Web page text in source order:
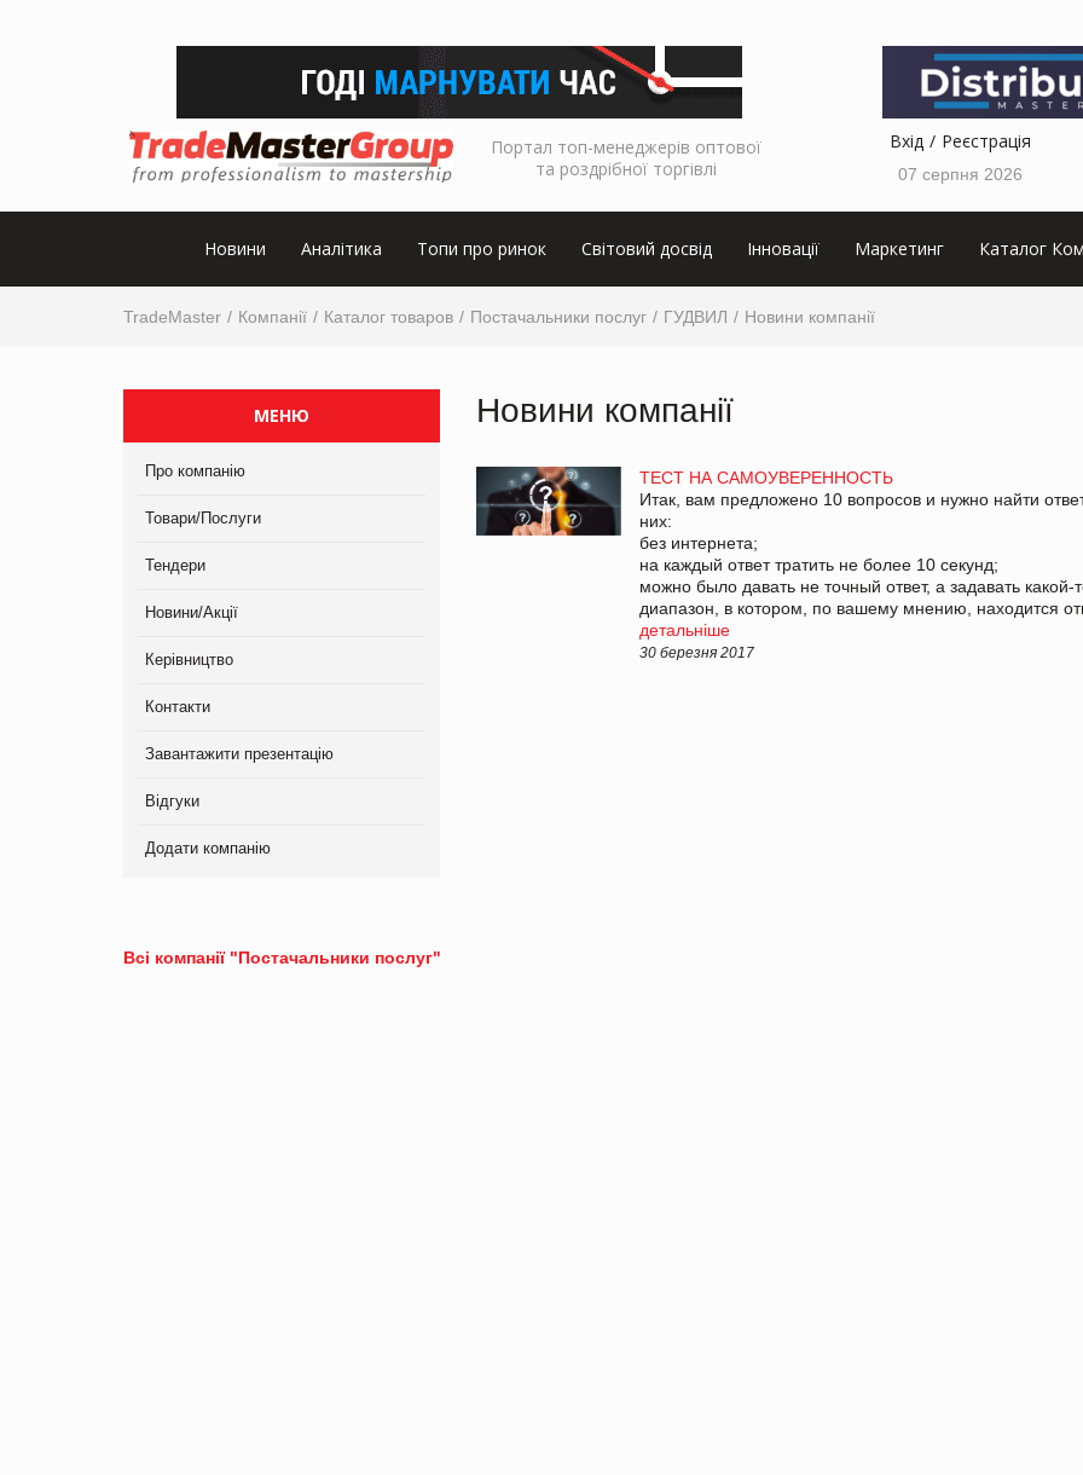
Портал топ-менеджерів оптової
та роздрібної торгівлі
Вхід Реєстрація
07 серпня 2026
Новини Аналітика Топи про ринок Світовий досвід Інновації Маркетинг Каталог
TradeMaster Компанії Каталог товаров Постачальники послуг ГУДВИЛ Новини компанії
МЕНЮ
Про компанію
Товари/Послуги
Тендери
Новини/Акції
Керівництво
Контакти
Завантажити презентацію
Відгуки
Додати компанію
Новини компанії
ТЕСТ НА САМОУВЕРЕННОСТЬ
Итак, вам предложено 10 вопросов и нужно найти
них:
без интернета;
на каждый ответ тратить не более 10 секунд;
можно было давать не точный ответ, а задавать какой-
диапазон, в котором, по вашему мнению, находится
детальніше
30 березня 2017
Всі компанії "Постачальники послуг"